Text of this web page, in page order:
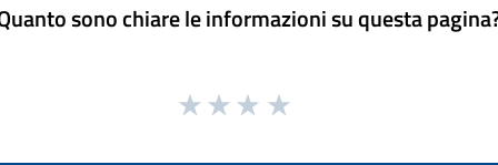
sono chiare le informazioni su questa